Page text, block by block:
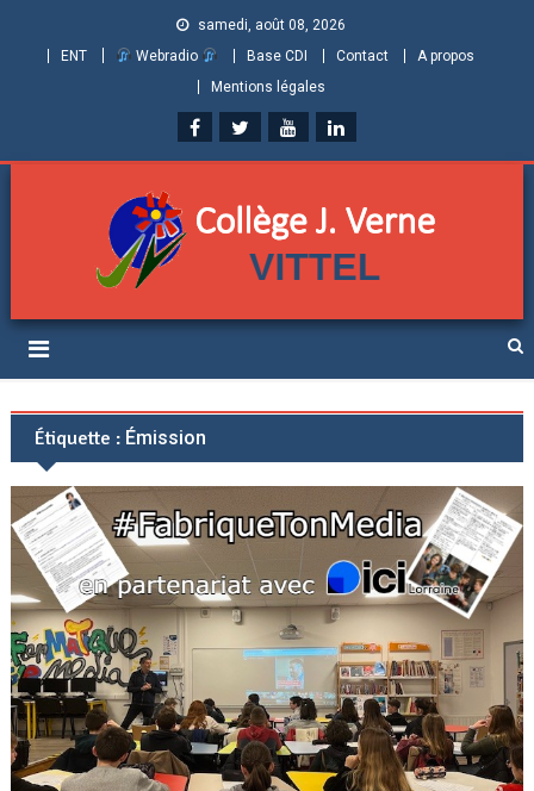
samedi, août 08, 2026
ENT
Webradio Base CDI Contact
A propos
Mentions légales
Collège Jules Verne de
Vittel (Vosges)
Étiquette : Émission